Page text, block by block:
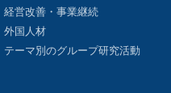
経営改善・事業継続
外国人材
テーマ別のグループ研究活動